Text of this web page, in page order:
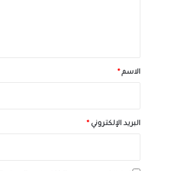
*الاسم *
البريد الإلكتروني *